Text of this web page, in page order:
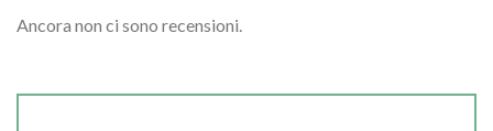
Ancora non ci sono recensioni.